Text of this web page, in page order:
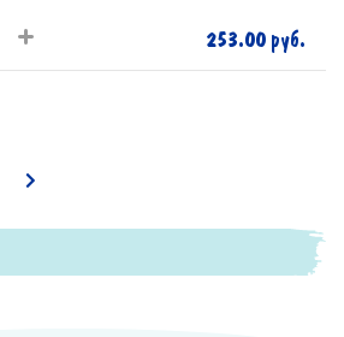
253.00 руб.